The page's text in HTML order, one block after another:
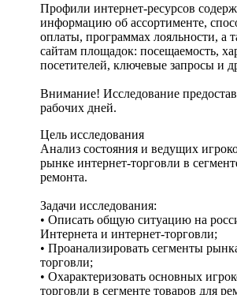
Профили интернет-ресурсов
информацию об ассортименте,
оплаты, программах лояльности, а
сайтам площадок: посещаемость,
посетителей, ключевые запросы и
Внимание! Исследование
рабочих дней.
Цель исследования
Анализ состояния и ведущих
рынке интернет-торговли в
ремонта.
Задачи исследования:
• Описать общую ситуацию на
Интернета и интернет-торговли;
• Проанализировать сегменты
торговли;
• Охарактеризовать основных
торговли в сегменте товаров для